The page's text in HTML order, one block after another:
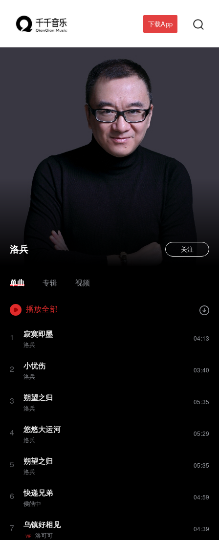
下载App 
洛兵 关注
单曲 专辑 视频
播放全部
1 寂寞即墨
洛兵
04:13
2 小忧伤
洛兵
03:40
3 朔望之归
洛兵
05:35
4 悠悠大运河
洛兵
05:29
5 朔望之归
洛兵
05:35
6 快递兄弟
侯皓中
04:59
7 乌镇好相见
VIP 洛可可
04:39